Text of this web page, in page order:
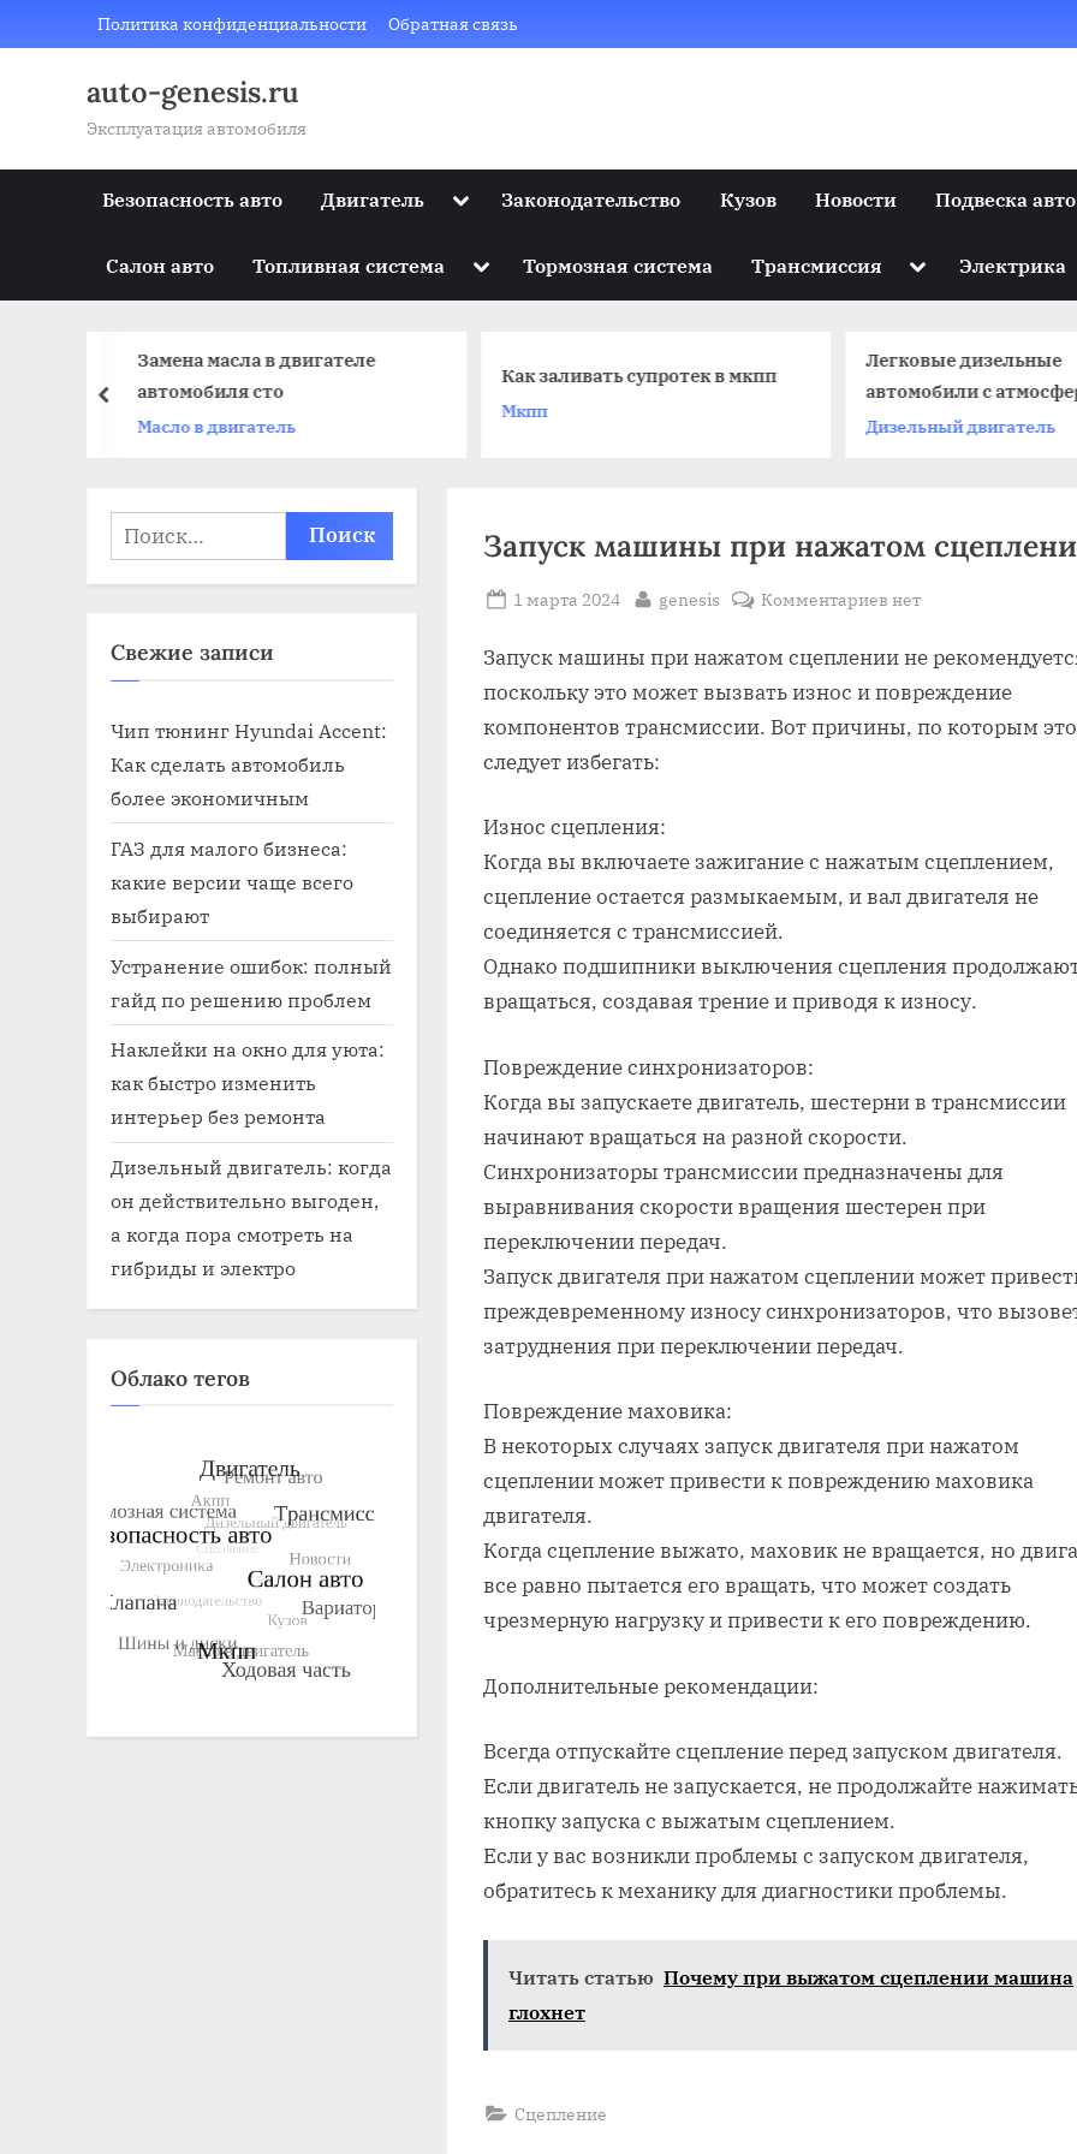
to
Политика конфиденциальности Обратная связь
auto-genesis.ru
Эксплуатация автомобиля
Безопасность авто Двигатель ToggleЗаконодательство Кузов Новости Подвеска авто
Салон авто Топливная система Toggle
menu
Тормозная система Трансмиссия Toggle
menu
Электрика
Замена масла в двигателе
автомобиля сто
Масло в двигатель
Как заливать супротек в мкпп
Мкпп
Легковые дизельные
автомобили с
двигателями
Дизельный двигатель
prev
Запуск машины при нажатом
Posted
1 марта 2024 By
genesis Комментариев к
Запуск
машины
при
нет
Запуск машины при нажатом сцеплении не
поскольку это может вызвать износ и повреждение
компонентов трансмиссии. Вот причины, по которым
следует избегать:
Износ сцепления:
Когда вы включаете зажигание с нажатым сцеплением,
сцепление остается размыкаемым, и вал двигателя не
соединяется с трансмиссией.
Однако подшипники выключения сцепления
вращаться, создавая трение и приводя к износу.
Повреждение синхронизаторов:
Когда вы запускаете двигатель, шестерни в трансмиссии
начинают вращаться на разной скорости.
Синхронизаторы трансмиссии предназначены для
выравнивания скорости вращения шестерен при
переключении передач.
Запуск двигателя при нажатом сцеплении может
преждевременному износу синхронизаторов, что
затруднения при переключении передач.
Повреждение маховика:
В некоторых случаях запуск двигателя при нажатом
сцеплении может привести к повреждению маховика
двигателя.
Когда сцепление выжато, маховик не вращается, но
все равно пытается его вращать, что может создать
чрезмерную нагрузку и привести к его повреждению.
Дополнительные рекомендации:
Всегда отпускайте сцепление перед запуском двигателя.
Если двигатель не запускается, не продолжайте
кнопку запуска с выжатым сцеплением.
Если у вас возникли проблемы с запуском двигателя,
обратитесь к механику для диагностики проблемы.
Читать статью Почему при выжатом сцеплении машина
глохнет
Сцепление
Найти:
Свежие записи
Чип тюнинг Hyundai Accent:
Как сделать автомобиль
более экономичным
ГАЗ для малого бизнеса:
какие версии чаще всего
выбирают
Устранение ошибок: полный
гайд по решению проблем
Наклейки на окно для уюта:
как быстро изменить
интерьер без ремонта
Дизельный двигатель: когда
он действительно выгоден,
а когда пора смотреть на
гибриды и электро
Облако тегов